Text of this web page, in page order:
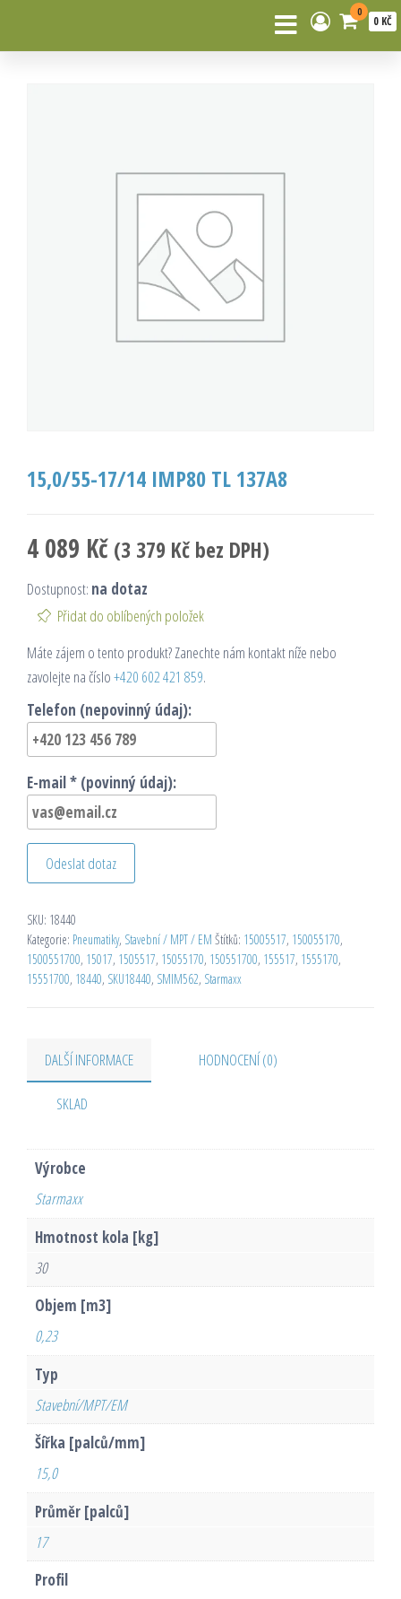
0
0 KČ
15,0/55-17/14 IMP80 TL 137A8
4 089 Kč (3 379 Kč bez DPH)
Dostupnost: na dotaz
Přidat do oblíbených položek
Máte zájem o tento produkt? Zanechte nám kontakt níže nebo
zavolejte na číslo+420 602 421 859.
Telefon (nepovinný údaj):
E-mail * (povinný údaj):
Odeslat dotaz
SKU: 18440
Kategorie: Pneumatiky, Stavební / MPT / EM Štítků: 15005517, 150055170,
1500551700, 15017, 1505517, 15055170, 150551700, 155517, 1555170,
15551700, 18440, SKU18440, SMIM562, Starmaxx
DALŠÍ INFORMACE HODNOCENÍ (0)
SKLAD
Výrobce
Starmaxx
Hmotnost kola [kg]
30
Objem [m3]
0,23
Typ
Stavební/MPT/EM
Šířka [palců/mm]
15,0
Průměr [palců]
17
Profil